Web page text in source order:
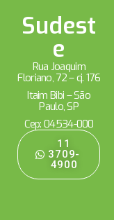
Sudest
e
Rua Joaquim
Floriano, 72 – cj. 176
Itaim Bibi – São
Paulo, SP
Cep: 04534-000
11
3709-
4900